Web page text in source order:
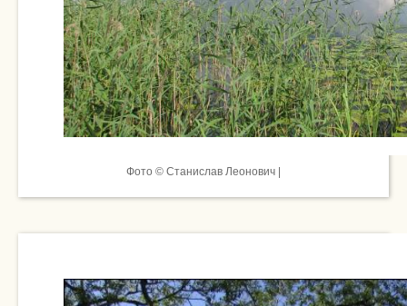
Фото © Станислав Леонович |